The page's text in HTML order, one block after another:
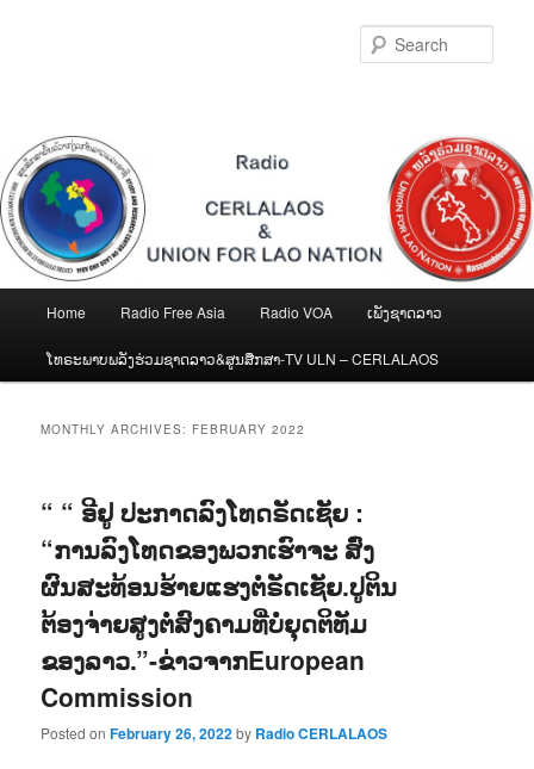
Home Radio Free Asia Radio VOA ເພັງຊາດລາວ
ໂທຣະພາບພລັງຮ່ວມຊາດລາວ&ສູນສືກສາ-TV ULN – CERLALAOS
MONTHLY ARCHIVES: FEBRUARY 2022
“ “ ອີຢູ ປະກາດລົງໂທດຣັດເຊັຍ :
“ການລົງໂທດຂອງພວກເຮົາຈະ ສົ່ງ
ຜົນສະທ້ອນຮ້າຍແຮງຕໍ່ຣັດເຊັຍ.ປູຕິນ
ຕ້ອງຈ່າຍສູງຕໍ່ສົງຄາມທີ່ບໍ່ຍຸດຕິທັມ
ຂອງລາວ.”-ຂ່າວຈາກEuropean
Commission
Posted onFebruary 26, 2022by Radio CERLALAOS